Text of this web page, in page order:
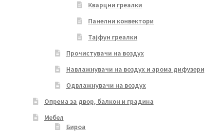
Кварцни греалки
Панелни конвектори
Тајфун греалки
Прочистувачи на воздух
Навлажнувачи на воздух и арома дифузери
Одвлажнувачи на воздух
Опрема за двор, балкон и градина
Мебел
Бироа